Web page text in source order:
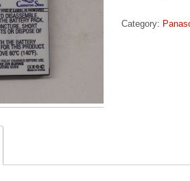
/Category: